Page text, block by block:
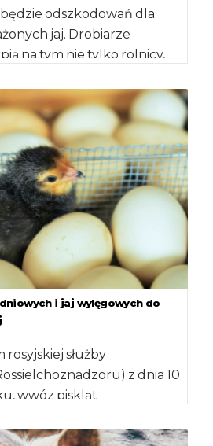
odszkodowań dla
jaj. Drobiarze
na tym nie tylko rolnicy,
i jaj wylęgowych do
rosyjskiej służby
z dnia 10
wwóz piskląt